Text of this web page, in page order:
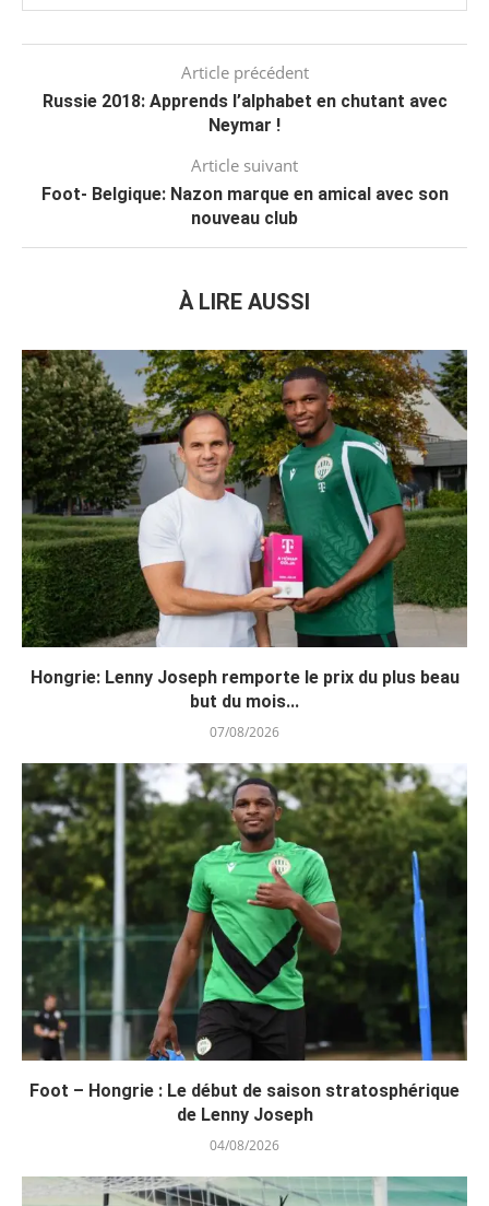
Article précédent
Russie 2018: Apprends l’alphabet en chutant avec
Neymar !
Article suivant
Foot- Belgique: Nazon marque en amical avec son
nouveau club
À LIRE AUSSI
Hongrie: Lenny Joseph remporte le prix du plus beau
but du mois...
07/08/2026
Foot – Hongrie : Le début de saison stratosphérique
de Lenny Joseph
04/08/2026